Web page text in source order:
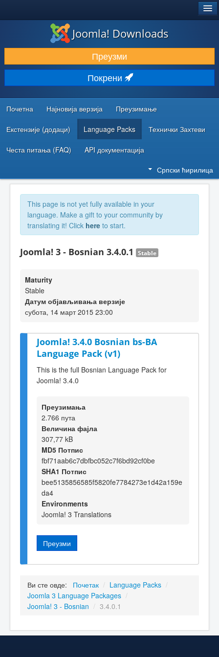
ПРЕУЗИМАЊЕ И ПРОШИРЕЊА (ЕКСТЕНЗИЈЕ)
ОТКРИЈТЕ И НАУЧИТЕ
ЗАЈЕДНИЦА И ПОДРШКА
РЕСУРСИ ЗА РАЗВОЈ
Joomla! Downloads
Преузми
Покрени
Почетна Најновија верзија Преузимање
Екстензије (додаци) Language Packs Технички Захтеви
Честа питања (FAQ) API документација
Српски ћирилица
This page is not yet fully available in your
language. Make a gift to your community by
translating it! Click here to start.
Joomla! 3 - Bosnian 3.4.0.1 Stable
Maturity
Stable
Датум објављивања верзије
субота, 14 март 2015 23:00
Joomla! 3.4.0 Bosnian bs-BA
Language Pack (v1)
This is the full Bosnian Language Pack for
Joomla! 3.4.0
Преузимања
2.766 пута
Величина фајла
307,77 kB
MD5 Потпис
fbf71aab6c7dbfbc052c7f6bd92cf0be
SHA1 Потпис
bee5135856585f5820fe7784273e1d42a159e
da4
Environments
Joomla! 3 Translations
Преузми
Ви сте овде: Почетак / Language Packs /
Joomla 3 Language Packages /
Joomla! 3 - Bosnian / 3.4.0.1